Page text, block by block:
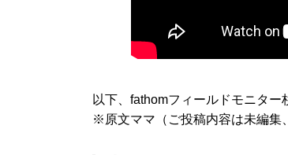
以下、fathomフィールドモニター
※原文ママ（ご投稿内容は未編集